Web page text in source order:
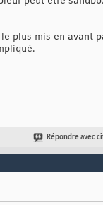
plus mis en avant
Répondre avec